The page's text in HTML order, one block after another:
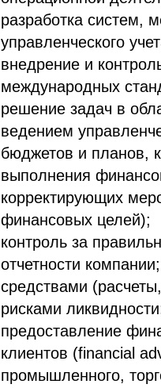
разработка систем,
управленческого
внедрение и
международных
решение задач в
ведением
бюджетов и планов,
выполнения
корректирующих
финансовых целей);
контроль за
отчетности
средствами
рисками
предоставление
клиентов (financial
промышленного,